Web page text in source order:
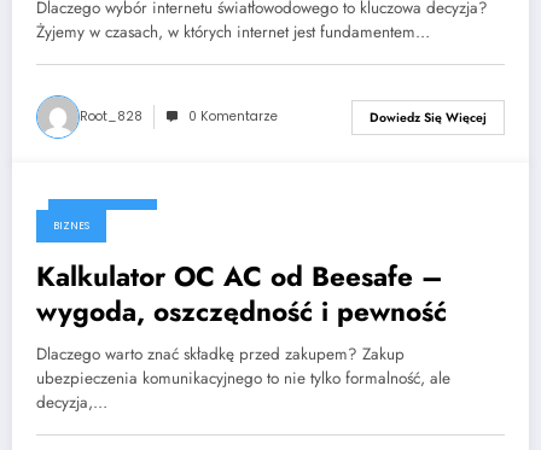
Dlaczego wybór internetu światłowodowego to kluczowa decyzja?
Żyjemy w czasach, w których internet jest fundamentem…
Root_828 0 Komentarze Dowiedz Się Więcej
2025-06-19
BIZNES
Kalkulator OC AC od Beesafe –
wygoda, oszczędność i pewność
Dlaczego warto znać składkę przed zakupem? Zakup
ubezpieczenia komunikacyjnego to nie tylko formalność, ale
decyzja,…